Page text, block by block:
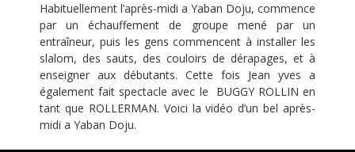
Habituellement l’après-midi a Yaban Doju, commence
par un échauffement de groupe mené par un
entraîneur, puis les gens commencent à installer les
slalom, des sauts, des couloirs de dérapages, et à
enseigner aux débutants. Cette fois Jean yves a
également fait spectacle avec le BUGGY ROLLIN en
tant que ROLLERMAN. Voici la vidéo d’un bel après-
midi a Yaban Doju.